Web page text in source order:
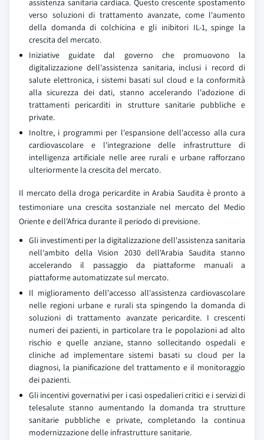
assistenza sanitaria cardiaca. Questo crescente spostamento
verso soluzioni di trattamento avanzate, come l'aumento
della domanda di colchicina e gli inibitori IL-1, spinge la
crescita del mercato.
Iniziative guidate dal governo che promuovono la
digitalizzazione dell'assistenza sanitaria, inclusi i record di
salute elettronica, i sistemi basati sul cloud e la conformità
alla sicurezza dei dati, stanno accelerando l'adozione di
trattamenti pericarditi in strutture sanitarie pubbliche e
private.
Inoltre, i programmi per l'espansione dell'accesso alla cura
cardiovascolare e l'integrazione delle infrastrutture di
intelligenza artificiale nelle aree rurali e urbane rafforzano
ulteriormente la crescita del mercato.
Il mercato della droga pericardite in Arabia Saudita è pronto a
testimoniare una crescita sostanziale nel mercato del Medio
Oriente e dell'Africa durante il periodo di previsione.
Gli investimenti per la digitalizzazione dell'assistenza sanitaria
nell'ambito della Vision 2030 dell'Arabia Saudita stanno
accelerando il passaggio da piattaforme manuali a
piattaforme automatizzate sul mercato.
Il miglioramento dell'accesso all'assistenza cardiovascolare
nelle regioni urbane e rurali sta spingendo la domanda di
soluzioni di trattamento avanzate pericardite. I crescenti
numeri dei pazienti, in particolare tra le popolazioni ad alto
rischio e quelle anziane, stanno sollecitando ospedali e
cliniche ad implementare sistemi basati su cloud per la
diagnosi, la pianificazione del trattamento e il monitoraggio
dei pazienti.
Gli incentivi governativi per i casi ospedalieri critici e i servizi di
telesalute stanno aumentando la domanda tra strutture
sanitarie pubbliche e private, completando la continua
modernizzazione delle infrastrutture sanitarie.